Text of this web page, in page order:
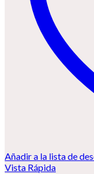
Añadir a la lista de
Vista Rápida